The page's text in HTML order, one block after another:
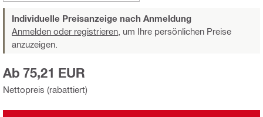
Individuelle Preisanzeige nach Anmeldung
Anmelden oder registrieren, um Ihre persönlichen Preise
anzuzeigen.
Nettopreis (rabattiert)
Ab 75,21 EUR